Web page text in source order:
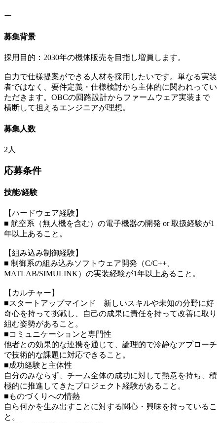
ー
募集背景
採用目的：2030年の機体販売を目指し増員します。
自力で仕様提案ができる人材を採用したいです。単なる実装
者ではなく、要件定義・仕様検討から主体的に関われってい
ただきます。OBCの回路設計からファームウェア実装まで
横断して担えるエンジニアが理想。
募集人数
2人
応募条件
技能/経験
【ハードウェア経験】
■ 航空系（無⼈機を含む）の電⼦機器の開発 or 取扱経験が1
年以上あること。
【組み込み制御経験】
■ 制御系の組み込みソフトウェア開発（C/C++、
MATLAB/SIMULINK）の実装経験が1年以上あること。
【カルチャー】
■スタートアップマインド 新しいスキルや未知の分野に好
奇⼼を持って挑戦し、⾃⼰の成果に責任を持って改善に取り
組む姿勢があること。
■コミュニケーションと専⾨性
他者との効果的な連携を通じて、論理的で冷静なアプローチ
で技術的な課題に対応できること。
■成功経験と主体性
⾃分のみならず、チーム全体の成功に対して熱意を持ち、積
極的に推進してきたプロジェクト経験があること。
■ものづくりへの情熱
⾃ら何かを⽣み出すことに対する関⼼・興味を持っているこ
と。